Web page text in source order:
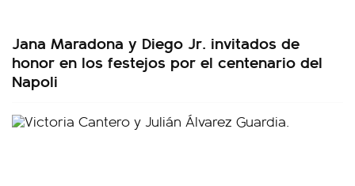
Jana Maradona y Diego Jr. invitados de
honor en los festejos por el centenario del
Napoli